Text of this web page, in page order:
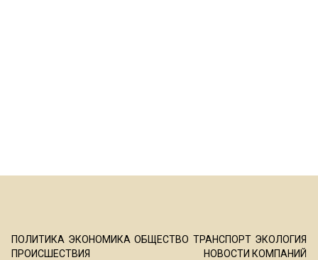
ПОЛИТИКА ЭКОНОМИКА ОБЩЕСТВО ТРАНСПОРТ ЭКОЛОГИЯ
ПРОИСШЕСТВИЯ
НОВОСТИ КОМПАНИЙ